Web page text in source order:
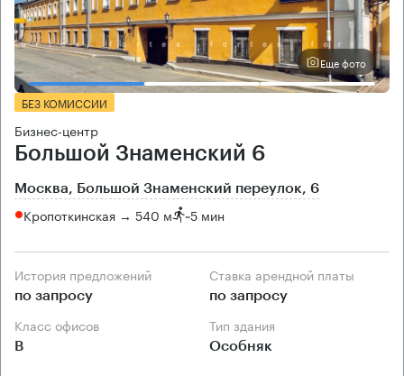
Еще фото
БЕЗ КОМИССИИ
Бизнес-центр
Большой Знаменский 6
Москва, Большой Знаменский переулок, 6
Кропоткинская → 540 м ~5 мин
История предложений
по запросу
Ставка арендной платы
по запросу
Класс офисов
B
Тип здания
Особняк